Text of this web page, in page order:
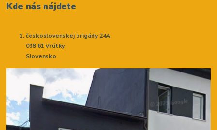
Kde nás nájdete
československej brigády 24A
038 61 Vrútky
Slovensko